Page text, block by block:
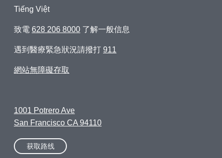
Tiếng Việt
致電 628 206 8000 了解一般信息
遇到醫療緊急狀況請撥打 911
網站無障礙存取
1001 Potrero Ave
San Francisco CA 94110
获取路线